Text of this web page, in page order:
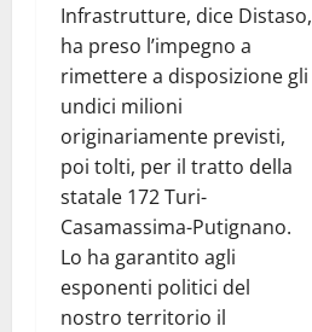
Infrastrutture, dice Distaso,
ha preso l’impegno a
rimettere a disposizione gli
undici milioni
originariamente previsti,
poi tolti, per il tratto della
statale 172 Turi-
Casamassima-Putignano.
Lo ha garantito agli
esponenti politici del
nostro territorio il